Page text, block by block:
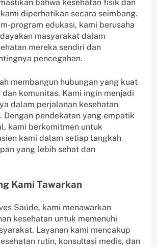
bahwa kesehatan fisik dan
diperhatikan secara seimbang.
program edukasi, kami berusaha
masyarakat dalam
mereka sendiri dan
pencegahan.
membangun hubungan yang kuat
komunitas. Kami ingin menjadi
dalam perjalanan kesehatan
Dengan pendekatan yang empatik
kami berkomitmen untuk
kami dalam setiap langkah
yang lebih sehat dan
Kami Tawarkan
Saúde, kami menawarkan
kesehatan untuk memenuhi
Layanan kami mencakup
rutin, konsultasi medis, dan